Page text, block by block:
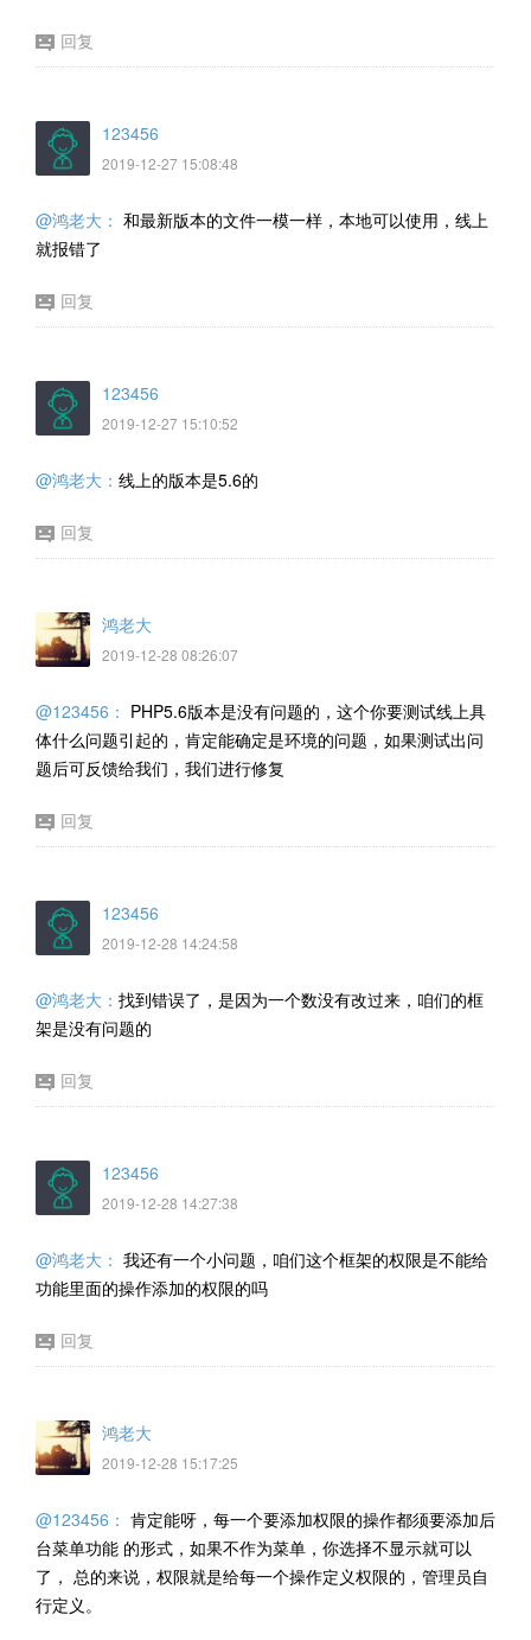
回复
123456
2019-12-27 15:08:48
@鸿老大： 和最新版本的文件一模一样，本地可以使用，线上
就报错了
回复
123456
2019-12-27 15:10:52
@鸿老大： 线上的版本是5.6的
回复
鸿老大
2019-12-28 08:26:07
@123456： PHP5.6版本是没有问题的，这个你要测试线上具
体什么问题引起的，肯定能确定是环境的问题，如果测试出问
题后可反馈给我们，我们进行修复
回复
123456
2019-12-28 14:24:58
@鸿老大： 找到错误了，是因为一个数没有改过来，咱们的框
架是没有问题的
回复
123456
2019-12-28 14:27:38
@鸿老大： 我还有一个小问题，咱们这个框架的权限是不能给
功能里面的操作添加的权限的吗
回复
鸿老大
2019-12-28 15:17:25
@123456： 肯定能呀，每一个要添加权限的操作都须要添加后
台菜单功能 的形式，如果不作为菜单，你选择不显示就可以
了， 总的来说，权限就是给每一个操作定义权限的，管理员自
行定义。